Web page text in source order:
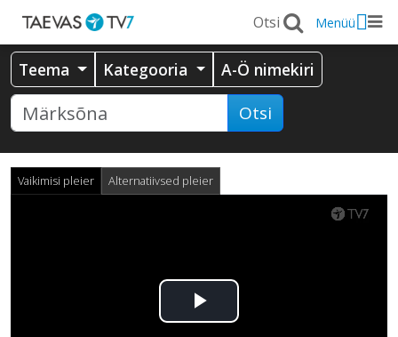
Menüü
Teema Kategooria A-Ö nimekiri
Otsi
Vaikimisi pleier Alternatiivsed pleier
Esita